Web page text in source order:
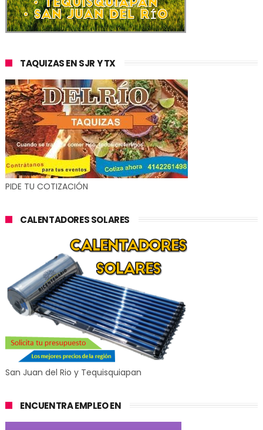
TAQUIZAS EN SJR Y TX
PIDE TU COTIZACIÓN
CALENTADORES SOLARES
San Juan del Rio y Tequisquiapan
ENCUENTRA EMPLEO EN